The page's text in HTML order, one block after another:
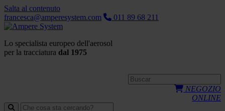
Salta al contenuto
francesca@amperesystem.com
011 89 68 211
Lo specialista europeo dell'aerosol
per la tracciatura dal 1975
NEGOZIO
ONLINE